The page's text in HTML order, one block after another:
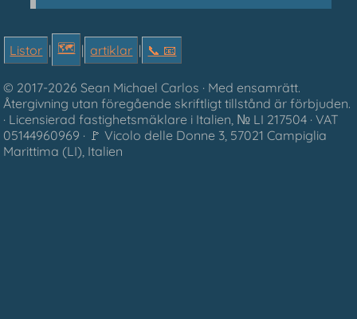
Listor | 🗺 | artiklar | 📞︎ 📧
© 2017-2026 Sean Michael Carlos · Med ensamrätt.
Återgivning utan föregående skriftligt tillstånd är förbjuden.
· Licensierad fastighetsmäklare i Italien, № LI 217504 · VAT
05144960969 · 🚩︎ Vicolo delle Donne 3, 57021 Campiglia
Marittima (LI), Italien